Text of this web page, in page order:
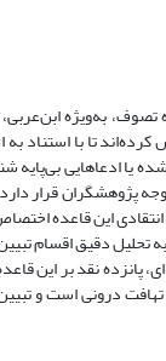
به‌ویژه
تا با استناد
یا ادعاهایی بی‌پایه
پژوهشگران قرار
این قاعده
تحلیل دقیق اقسام
پانزده نقد بر
تهافت درونی است و